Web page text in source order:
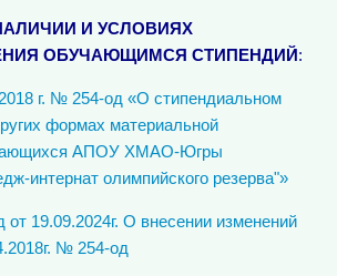
И УСЛОВИЯХ
ОБУЧАЮЩИМСЯ СТИПЕНДИЙ:
г. № 254-од «О стипендиальном
формах материальной
АПОУ ХМАО-Югры
интернат олимпийского резерва"»
19.09.2024г. О внесении изменений
№ 254-од